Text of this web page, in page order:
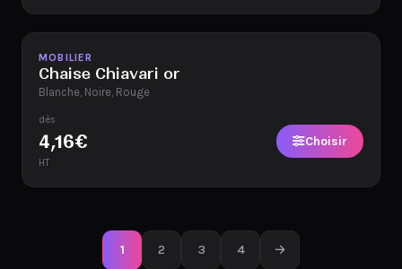
Disponible
MOBILIER
Chaise Chiavari or
Blanche, Noire, Rouge
dès
4,16€
HT
Choisir
1 2 3 4 →